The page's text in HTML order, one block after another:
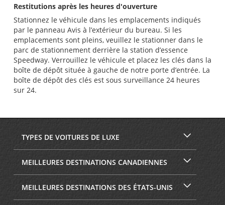
Restitutions après les heures d'ouverture
Stationnez le véhicule dans les emplacements indiqués
par le panneau Avis à l’extérieur du bureau. Si les
emplacements sont pleins, veuillez le stationner dans le
parc de stationnement derrière la station d’essence
Speedway. Verrouillez le véhicule et placez les clés dans la
boîte de dépôt située à gauche de notre porte d’entrée. La
boîte de dépôt des clés est sous surveillance 24 heures
sur 24.
TYPES DE VOITURES DE LUXE
MEILLEURES DESTINATIONS CANADIENNES
MEILLEURES DESTINATIONS DES ÉTATS-UNIS